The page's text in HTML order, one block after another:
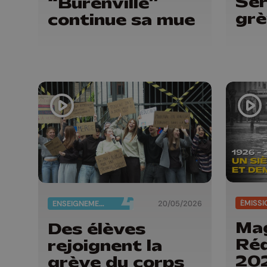
continue sa mue
ENSEIGNEMENT 20/05/2026
Des élèves
rejoignent la
grève du corps